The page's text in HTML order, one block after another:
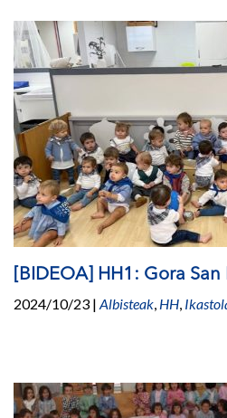
[BIDEOA] HH1: Gora San
2024/10/23 | Albisteak, HH,